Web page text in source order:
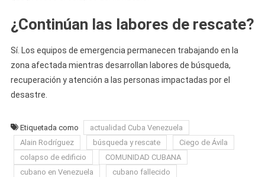
¿Continúan las labores de rescate?
Sí. Los equipos de emergencia permanecen trabajando en la
zona afectada mientras desarrollan labores de búsqueda,
recuperación y atención a las personas impactadas por el
desastre.
Etiquetada como
actualidad Cuba Venezuela
Alain Rodríguez
búsqueda y rescate
Ciego de Ávila
colapso de edificio
COMUNIDAD CUBANA
cubano en Venezuela
cubano fallecido